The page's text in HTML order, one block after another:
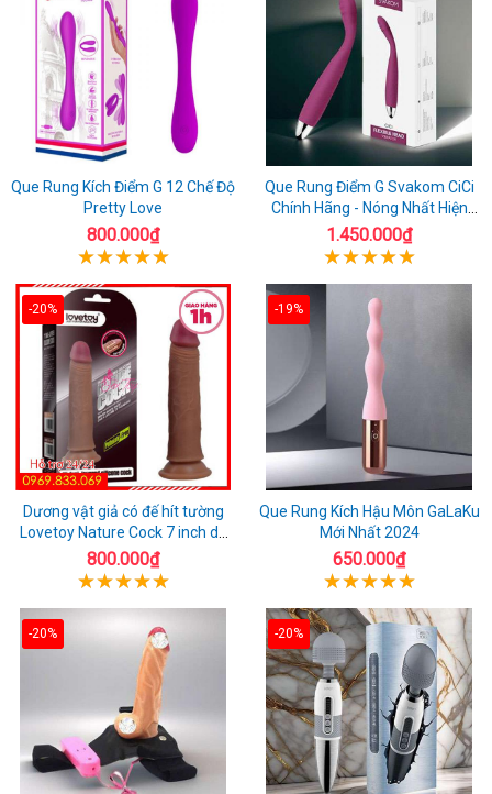
Que Rung Kích Điểm G 12 Chế Độ
Pretty Love
800.000₫
Que Rung Điểm G Svakom CiCi
Chính Hãng - Nóng Nhất Hiện
Nay
1.450.000₫
-20%
Dương vật giả có đế hít tường
Lovetoy Nature Cock 7 inch da
đen
800.000₫
-19%
Que Rung Kích Hậu Môn GaLaKu
Mới Nhất 2024
650.000₫
-20% -20%